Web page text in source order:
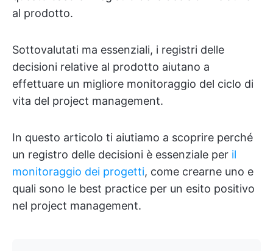
al prodotto.
Sottovalutati ma essenziali, i registri delle
decisioni relative al prodotto aiutano a
effettuare un migliore monitoraggio del ciclo di
vita del project management.
In questo articolo ti aiutiamo a scoprire perché
un registro delle decisioni è essenziale per il
monitoraggio dei progetti, come crearne uno e
quali sono le best practice per un esito positivo
nel project management.